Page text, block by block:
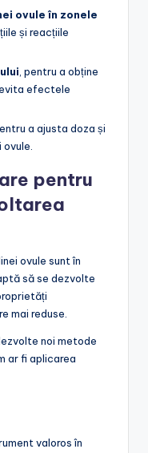
ovule în zonele
și reacțiile
, pentru a obține
efectele
a ajusta doza și
pentru
ovule sunt în
să se dezvolte
mai reduse.
noi metode
ar fi aplicarea
valoros în